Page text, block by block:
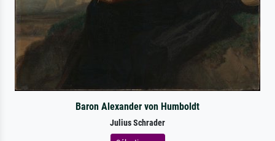
Baron Alexander von Humboldt
Julius Schrader